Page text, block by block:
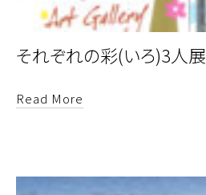
それぞれの彩(いろ)3人展
Read More